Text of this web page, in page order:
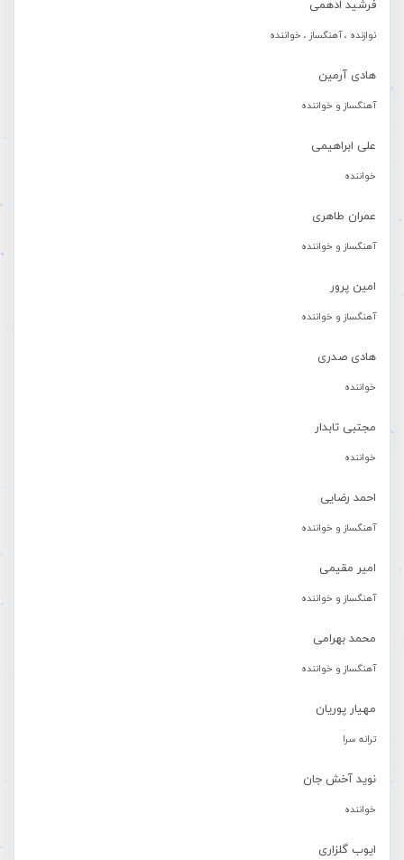
فرشید ادهمی
نوازنده ، آهنگساز ، خواننده
هادی آرمین
آهنگساز و خواننده
علی ابراهیمی
خواننده
عمران طاهری
آهنگساز و خواننده
امین پرور
آهنگساز و خواننده
هادی صدری
خواننده
مجتبی تابدار
خواننده
احمد رضایی
آهنگساز و خواننده
امیر مقیمی
آهنگساز و خواننده
محمد بهرامی
آهنگساز و خواننده
مهیار پوریان
ترانه سرا
نوید آخش جان
خواننده
ایوب گلزاری